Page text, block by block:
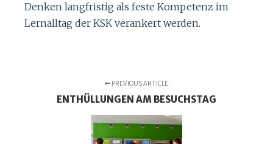
Denken langfristig als feste Kompetenz im
Lernalltag der KSK verankert werden.
PREVIOUS ARTICLE
ENTHÜLLUNGEN AM BESUCHSTAG